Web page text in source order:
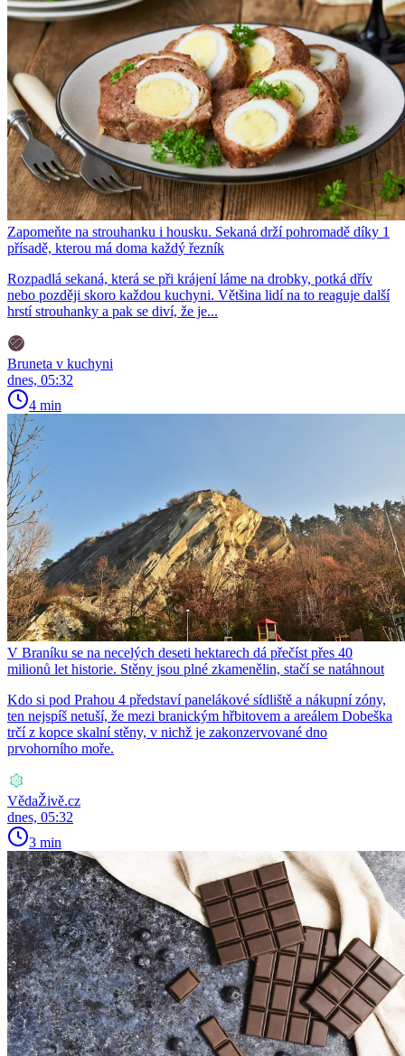
Zapomeňte na strouhanku i housku. Sekaná drží pohromadě díky 1
přísadě, kterou má doma každý řezník
Rozpadlá sekaná, která se při krájení láme na drobky, potká dřív
nebo později skoro každou kuchyni. Většina lidí na to reaguje další
hrstí strouhanky a pak se diví, že je...
Bruneta v kuchyni
dnes, 05:32
4 min
V Braníku se na necelých deseti hektarech dá přečíst přes 40
milionů let historie. Stěny jsou plné zkamenělin, stačí se natáhnout
Kdo si pod Prahou 4 představí panelákové sídliště a nákupní zóny,
ten nejspíš netuší, že mezi branickým hřbitovem a areálem Dobeška
trčí z kopce skalní stěny, v nichž je zakonzervované dno
prvohorního moře.
VědaŽivě.cz
dnes, 05:32
3 min